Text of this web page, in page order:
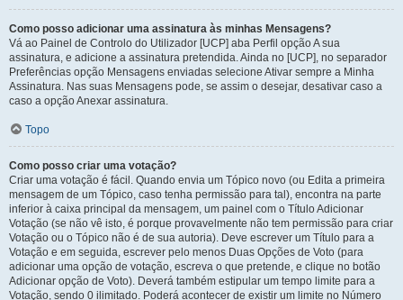
Como posso adicionar uma assinatura às minhas Mensagens?
Vá ao Painel de Controlo do Utilizador [UCP] aba Perfil opção A sua
assinatura, e adicione a assinatura pretendida. Ainda no [UCP], no separador
Preferências opção Mensagens enviadas selecione Ativar sempre a Minha
Assinatura. Nas suas Mensagens pode, se assim o desejar, desativar caso a
caso a opção Anexar assinatura.
Topo
Como posso criar uma votação?
Criar uma votação é fácil. Quando envia um Tópico novo (ou Edita a primeira
mensagem de um Tópico, caso tenha permissão para tal), encontra na parte
inferior à caixa principal da mensagem, um painel com o Título Adicionar
Votação (se não vê isto, é porque provavelmente não tem permissão para criar
Votação ou o Tópico não é de sua autoria). Deve escrever um Título para a
Votação e em seguida, escrever pelo menos Duas Opções de Voto (para
adicionar uma opção de votação, escreva o que pretende, e clique no botão
Adicionar opção de Voto). Deverá também estipular um tempo limite para a
Votação, sendo 0 ilimitado. Poderá acontecer de existir um limite no Número